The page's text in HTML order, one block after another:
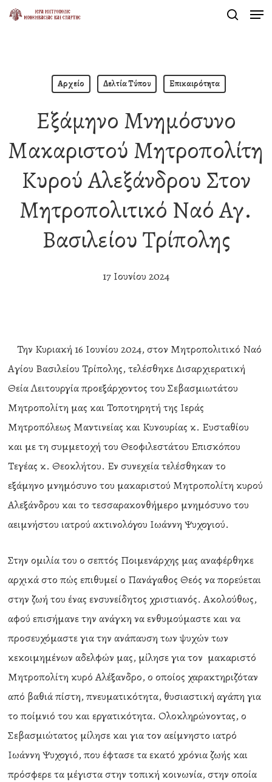
Skip
Αρχείο Δελτία Τύπου Επικαιρότητα
Εξάμηνο Μνημόσυνο
Μακαριστού Μητροπολίτη
Κυρού Αλεξάνδρου Στον
Μητροπολιτικό Ναό Αγ.
Βασιλείου Τρίπολης
17 Ιουνίου 2024
Την Κυριακή 16 Ιουνίου 2024, στον Μητροπολιτικό Ναό
Αγίου Βασιλείου Τρίπολης, τελέσθηκε Δισαρχιερατική
Θεία Λειτουργία προεξάρχοντος του Σεβασμιωτάτου
Μητροπολίτη μας και Τοποτηρητή της Ιεράς
Μητροπόλεως Μαντινείας και Κυνουρίας κ. Ευσταθίου
και με τη συμμετοχή του Θεοφιλεστάτου Επισκόπου
Τεγέας κ. Θεοκλήτου. Εν συνεχεία τελέσθηκαν το
εξάμηνο μνημόσυνο του μακαριστού Μητροπολίτη κυρού
Αλεξάνδρου και το τεσσαρακονθήμερο μνημόσυνο του
αειμνήστου ιατρού ακτινολόγου Ιωάννη Ψυχογιού.
Στην ομιλία του ο σεπτός Ποιμενάρχης μας αναφέρθηκε
αρχικά στο πώς επιθυμεί ο Πανάγαθος Θεός να πορεύεται
στην ζωή του ένας ενσυνείδητος χριστιανός. Ακολούθως,
αφού επισήμανε την ανάγκη να ενθυμούμαστε και να
προσευχόμαστε για την ανάπαυση των ψυχών των
κεκοιμημένων αδελφών μας, μίλησε για τον μακαριστό
Μητροπολίτη κυρό Αλέξανδρο, ο οποίος χαρακτηριζόταν
από βαθιά πίστη, πνευματικότητα, θυσιαστική αγάπη για
το ποίμνιό του και εργατικότητα. Ολοκληρώνοντας, ο
Σεβασμιώτατος μίλησε και για τον αείμνηστο ιατρό
Ιωάννη Ψυχογιό, που έφτασε τα εκατό χρόνια ζωής και
πρόσφερε τα μέγιστα στην τοπική κοινωνία, στην οποία